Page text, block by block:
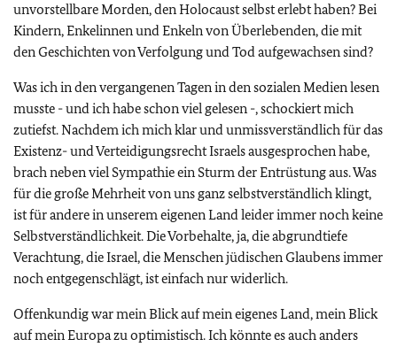
unvorstellbare Morden, den Holocaust selbst erlebt haben? Bei
Kindern, Enkelinnen und Enkeln von Überlebenden, die mit
den Geschichten von Verfolgung und Tod aufgewachsen sind?
Was ich in den vergangenen Tagen in den sozialen Medien lesen
musste - und ich habe schon viel gelesen -, schockiert mich
zutiefst. Nachdem ich mich klar und unmissverständlich für das
Existenz- und Verteidigungsrecht Israels ausgesprochen habe,
brach neben viel Sympathie ein Sturm der Entrüstung aus. Was
für die große Mehrheit von uns ganz selbstverständlich klingt,
ist für andere in unserem eigenen Land leider immer noch keine
Selbstverständlichkeit. Die Vorbehalte, ja, die abgrundtiefe
Verachtung, die Israel, die Menschen jüdischen Glaubens immer
noch entgegenschlägt, ist einfach nur widerlich.
Offenkundig war mein Blick auf mein eigenes Land, mein Blick
auf mein Europa zu optimistisch. Ich könnte es auch anders